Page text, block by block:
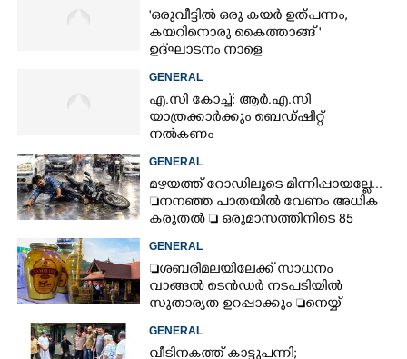
'ഒരുവീട്ടിൽ ഒരു കയർ ഉത്പന്നം,
കയറിനൊരു കൈത്താങ്ങ് '
ഉദ്ഘാടനം നാളെ
GENERAL
എ.സി കോച്ച്: ആർ.എ.സി
യാത്രക്കാർക്കും ബെഡ്ഷീറ്റ്
നൽകണം
GENERAL
മഴയത്ത് റോഡിലൂടെ മിന്നിപ്പായല്ലേ...
നനഞ്ഞ പാതയിൽ വേണം അധിക
കരുതൽ  ഒരുമാസത്തിനിടെ 85
GENERAL
ശബരിമലയിലേക്ക് സാധനം
വാങ്ങൽ ടെൻ‌ഡർ നടപടിയിൽ
സുതാര്യത ഉറപ്പാക്കും നെയ്യ്
GENERAL
വീടിനകത്ത് കാട്ടുപന്നി;